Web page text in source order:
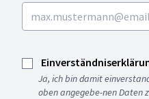
Ja, ich bin damit
oben angegebe-nen Daten